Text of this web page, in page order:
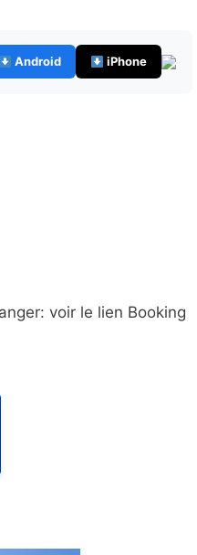
Android iPhone
voir le lien Booking